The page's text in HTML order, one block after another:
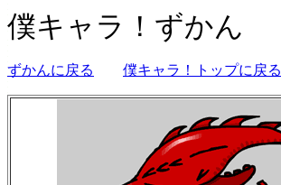
僕キャラ！ずかん
ずかんに戻る 僕キャラ！トップに戻る